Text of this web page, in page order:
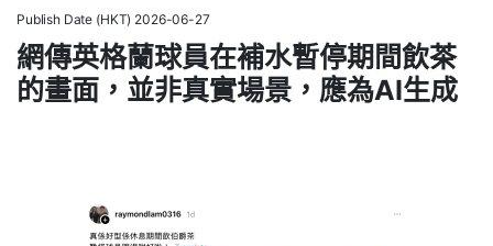
Publish Date (HKT) 2026-06-27
網傳英格蘭球員在補水暫停期間飲茶
的畫面，並非真實場景，應為AI生成